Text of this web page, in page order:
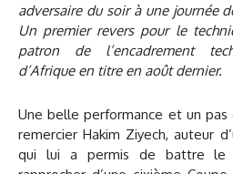
adversaire du soir à une journée
Un premier revers pour le
patron de l’encadrement
d’Afrique en titre en août dernier.
Une belle performance et un
remercier Hakim Ziyech, auteur
qui lui a permis de battre le